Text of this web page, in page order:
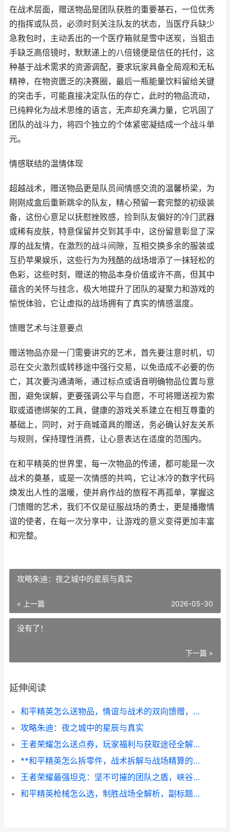
在战术层面，赠送物品是团队获胜的重要基石，一位优秀
的指挥或队员，必须时刻关注队友的状态，当医疗兵缺少
急救包时，主动丢出的一个医疗箱就是雪中送炭，当狙击
手缺乏高倍镜时，默默递上的八倍镜便是信任的托付，这
种基于战术需求的资源调配，要求玩家具备全局观和无私
精神，在物资匮乏的决赛圈，最后一瓶能量饮料留给关键
的突击手，可能直接决定队伍的存亡，此时的物品流动，
已纯粹化为战术思维的语言，无声却充满力量，它巩固了
团队的战斗力，将四个独立的个体紧密凝结成一个战斗单
元。
情感联结的温情体现
超越战术，赠送物品更是队员间情感交流的温馨桥梁，为
刚刚成盒后重新跳伞的队友，精心预留一套完整的初级装
备，这份心意足以抚慰挫败感，捡到队友偏好的冷门武器
或稀有皮肤，特意保留并交到其手中，这份留意彰显了深
厚的战友情，在激烈的战斗间隙，互相交换多余的服装或
互扔苹果娱乐，这些行为为残酷的战场增添了一抹轻松的
色彩，这些时刻，赠送的物品本身价值或许不高，但其中
蕴含的关怀与挂念，极大地提升了团队的凝聚力和游戏的
愉悦体验，它让虚拟的战场拥有了真实的情感温度。
馈赠艺术与注意要点
赠送物品亦是一门需要讲究的艺术，首先要注意时机，切
忌在交火激烈或转移途中强行交易，以免造成不必要的伤
亡，其次要沟通清晰，通过标点或语音明确物品位置与意
图，避免误解，更要强调公平与自愿，不可将赠送视为索
取或道德绑架的工具，健康的游戏关系建立在相互尊重的
基础上，同时，对于商城道具的赠送，务必确认好友关系
与规则，保持理性消费，让心意表达在适度的范围内。
在和平精英的世界里，每一次物品的传递，都可能是一次
战术的奠基，或是一次情感的共鸣，它让冰冷的数字代码
焕发出人性的温暖，使并肩作战的旅程不再孤单，掌握这
门馈赠的艺术，我们不仅是征服战场的勇士，更是播撒情
谊的使者，在每一次分享中，让游戏的意义变得更加丰富
和完整。
攻略朱迪：夜之城中的星辰与真实
« 上一篇 2026-05-30
没有了！
下一篇 »
延伸阅读
和平精英怎么送物品，情谊与战术的双向馈赠，副标题，虚拟战场中的温情纽带
攻略朱迪：夜之城中的星辰与真实
王者荣耀怎么送点券，玩家福利与获取途径全解析
**和平精英怎么拆零件，战术拆解与战场精算的艺术，副标题，从舔包到配装的深度策略解析**
王者荣耀最强坦克：坚不可摧的团队之盾，峡谷生存的终极哲学
和平精英枪械怎么选，制胜战场全解析，副标题，资深玩家的实战武器经